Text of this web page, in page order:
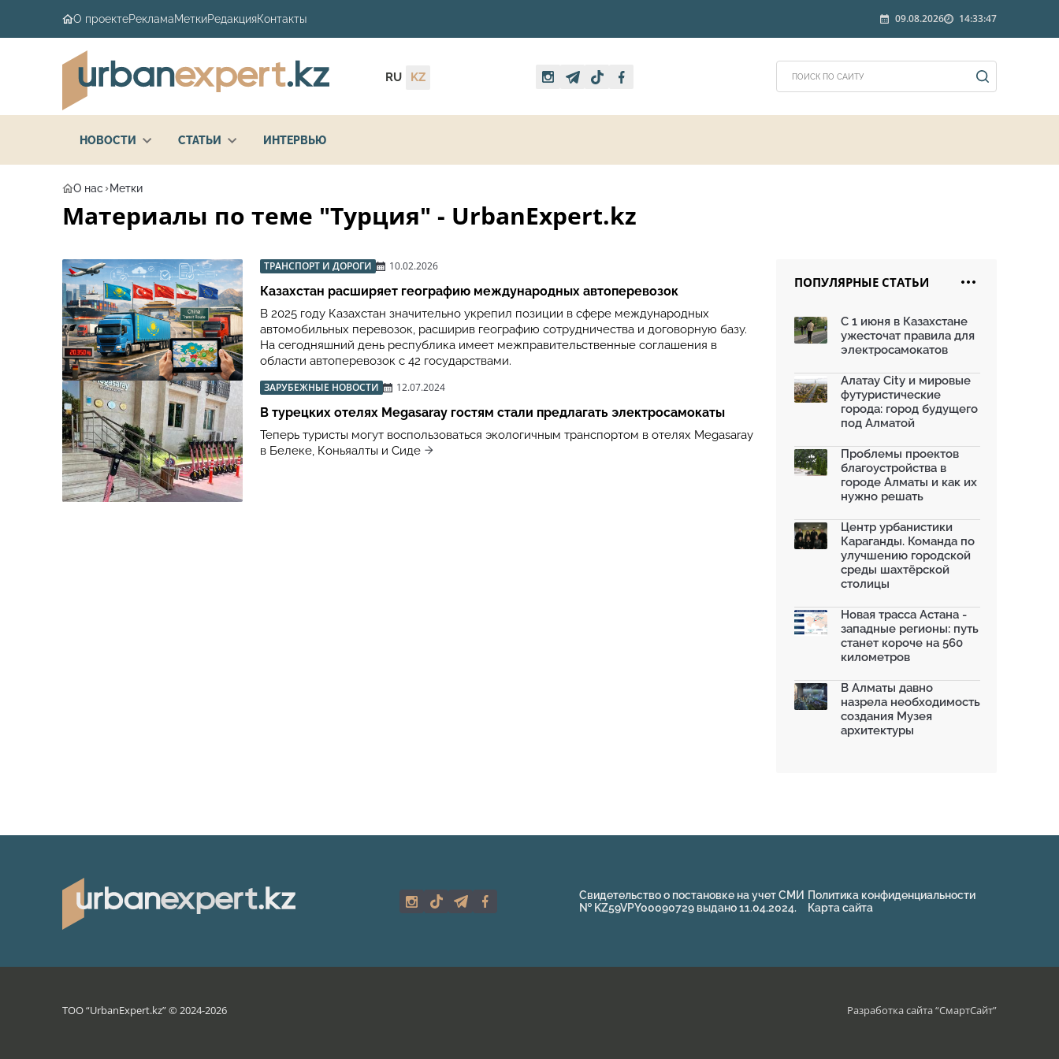
О проектеРекламаМеткиРедакцияКонтакты 09.08.2026 14:33:47
RU KZ
НОВОСТИ СТАТЬИ ИНТЕРВЬЮ
О нас Метки
Материалы по теме "Турция" - UrbanExpert.kz
ТРАНСПОРТ И ДОРОГИ 10.02.2026
Казахстан расширяет географию международных автоперевозок
В 2025 году Казахстан значительно укрепил позиции в сфере международных
автомобильных перевозок, расширив географию сотрудничества и договорную базу.
На сегодняшний день республика имеет межправительственные соглашения в
области автоперевозок с 42 государствами.
ЗАРУБЕЖНЫЕ НОВОСТИ 12.07.2024
В турецких отелях Megasaray гостям стали предлагать электросамокаты
Теперь туристы могут воспользоваться экологичным транспортом в отелях Megasaray
в Белеке, Коньяалты и Сиде
ПОПУЛЯРНЫЕ СТАТЬИ
С 1 июня в Казахстане
ужесточат правила для
электросамокатов
Алатау City и мировые
футуристические
города: город будущего
под Алматой
Проблемы проектов
благоустройства в
городе Алматы и как их
нужно решать
Центр урбанистики
Караганды. Команда по
улучшению городской
среды шахтёрской
столицы
Новая трасса Астана -
западные регионы: путь
станет короче на 560
километров
В Алматы давно
назрела необходимость
создания Музея
архитектуры
Свидетельство о постановке на учет СМИ
№ KZ59VPY00090729 выдано 11.04.2024.
Политика конфиденциальности
Карта сайта
ТОО “UrbanExpert.kz” © 2024-2026 Разработка сайта “СмартСайт”